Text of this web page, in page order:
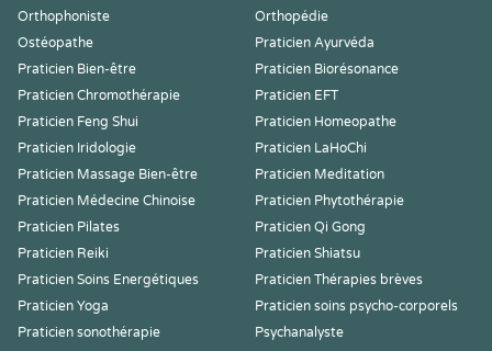
Orthophoniste
Orthopédie
Ostéopathe
Praticien Ayurvéda
Praticien Bien-être
Praticien Biorésonance
Praticien Chromothérapie
Praticien EFT
Praticien Feng Shui
Praticien Homeopathe
Praticien Iridologie
Praticien LaHoChi
Praticien Massage Bien-être
Praticien Meditation
Praticien Médecine Chinoise
Praticien Phytothérapie
Praticien Pilates
Praticien Qi Gong
Praticien Reiki
Praticien Shiatsu
Praticien Soins Energétiques
Praticien Thérapies brèves
Praticien Yoga
Praticien soins psycho-corporels
Praticien sonothérapie
Psychanalyste